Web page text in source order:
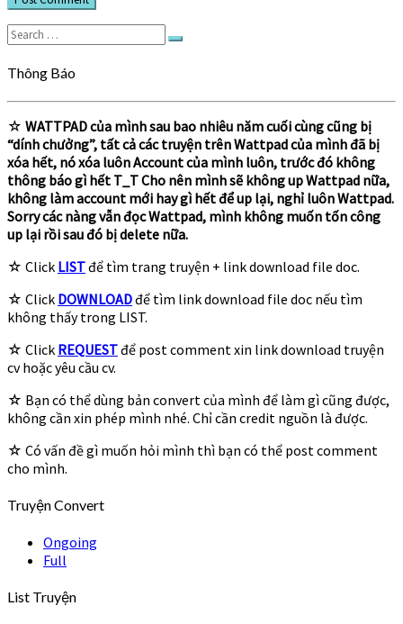
Search
for:
Search
Thông Báo
☆ WATTPAD của mình sau bao nhiêu năm cuối cùng cũng bị
“dính chưởng”, tất cả các truyện trên Wattpad của mình đã bị
xóa hết, nó xóa luôn Account của mình luôn, trước đó không
thông báo gì hết T_T Cho nên mình sẽ không up Wattpad nữa,
không làm account mới hay gì hết để up lại, nghỉ luôn Wattpad.
Sorry các nàng vẫn đọc Wattpad, mình không muốn tốn công
up lại rồi sau đó bị delete nữa.
☆ Click LISTđể tìm trang truyện + link download file doc.
☆ Click DOWNLOADđể tìm link download file doc nếu tìm
không thấy trong LIST.
☆ Click REQUESTđể post comment xin link download truyện
cv hoặc yêu cầu cv.
☆ Bạn có thể dùng bản convert của mình để làm gì cũng được,
không cần xin phép mình nhé. Chỉ cần credit nguồn là được.
☆ Có vấn đề gì muốn hỏi mình thì bạn có thể post comment
cho mình.
Truyện Convert
Ongoing
Full
List Truyện